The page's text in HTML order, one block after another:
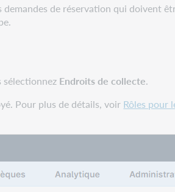
de réservation qui doivent
sélectionnez Endroits de collecte.
Pour plus de détails, voir Rôles pour